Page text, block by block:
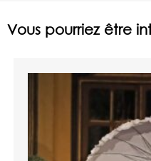
Vous pourriez être